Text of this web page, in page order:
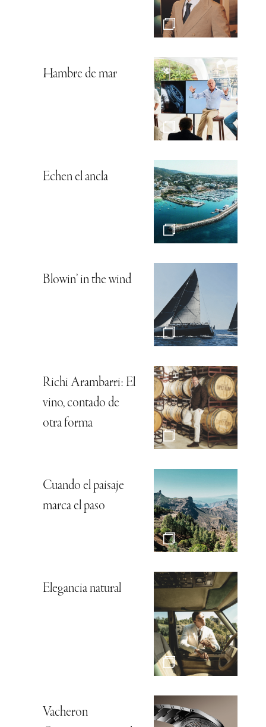
Hambre de mar
Echen el ancla
Blowin’ in the wind
Richi Arambarri: El
vino, contado de
otra forma
Cuando el paisaje
marca el paso
Elegancia natural
Vacheron